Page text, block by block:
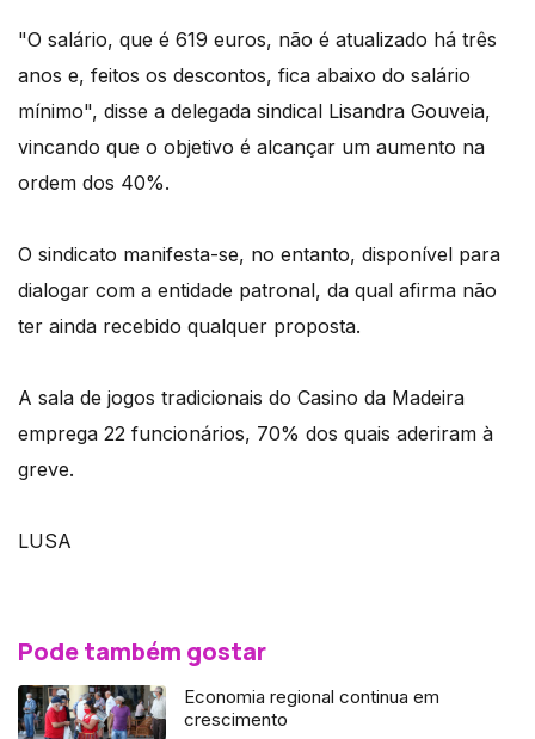
"O salário, que é 619 euros, não é atualizado há três
anos e, feitos os descontos, fica abaixo do salário
mínimo", disse a delegada sindical Lisandra Gouveia,
vincando que o objetivo é alcançar um aumento na
ordem dos 40%.
O sindicato manifesta-se, no entanto, disponível para
dialogar com a entidade patronal, da qual afirma não
ter ainda recebido qualquer proposta.
A sala de jogos tradicionais do Casino da Madeira
emprega 22 funcionários, 70% dos quais aderiram à
greve.
LUSA
Pode também gostar
Economia regional continua em
crescimento